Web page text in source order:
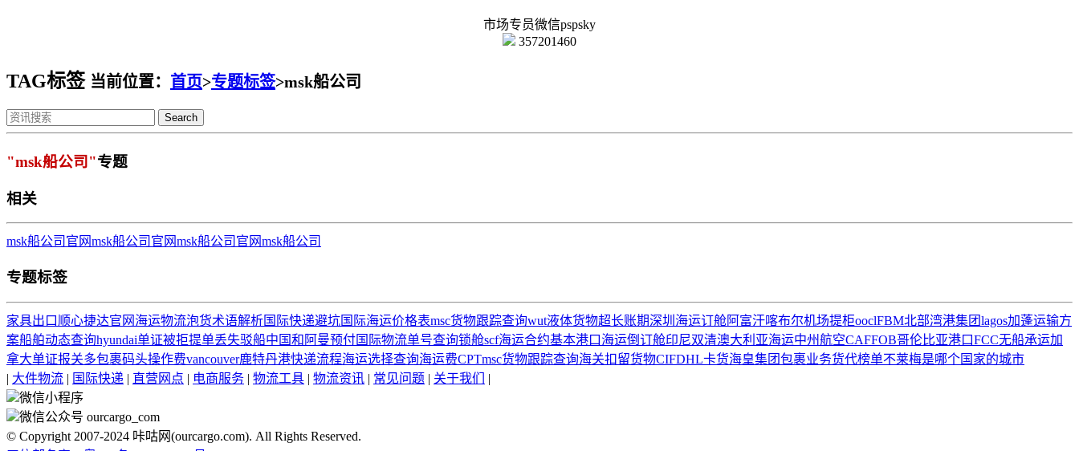
市场专员微信pspsky
357201460
TAG标签 当前位置： 首页>专题标签>msk船公司
Search
"msk船公司"专题
相关
msk船公司官网msk船公司官网msk船公司官网msk船公司
专题标签
家具出口 顺心捷达官网 海运物流泡货术语解析国际快递避坑国际海运价格表msc货物跟踪查询wut液体货物超长账期深圳海运订舱阿富汗喀布尔机场提柜ooclFBM北部湾港集团lagos加蓬运输方
案船舶动态查询hyundai单证被拒提单丢失驳船中国和阿曼预付国际物流单号查询锁舱scf海运合约基本港口 海运倒订舱印尼双清澳大利亚海运中州航空CAFFOB哥伦比亚港口FCC无船承运加
拿大单证报关多包裹码头操作费vancouver鹿特丹港快递流程海运选择查询海运费CPTmsc货物跟踪查询海关扣留货物CIFDHL卡货海皇集团包裹业务货代榜单不莱梅是哪个国家的城市
| 大件物流 | 国际快递 | 直营网点 | 电商服务 | 物流工具 | 物流资讯 | 常见问题 | 关于我们
|
微信小程序
微信公众号 ourcargo_com
© Copyright 2007-2024 咔咕网(ourcargo.com). All Rights Reserved.